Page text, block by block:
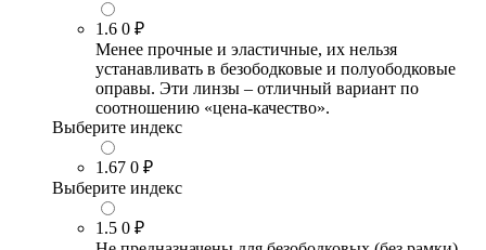
1.6 0 ₽
Менее прочные и эластичные, их нельзя
устанавливать в безободковые и полуободковые
оправы. Эти линзы – отличный вариант по
соотношению «цена-качество».
Выберите индекс
1.67 0 ₽
Выберите индекс
1.5 0 ₽